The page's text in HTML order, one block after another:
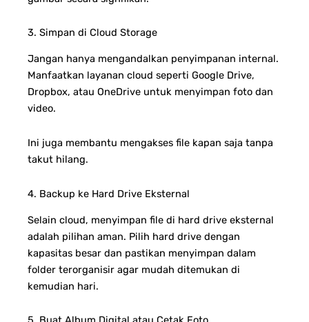
3. Simpan di Cloud Storage
Jangan hanya mengandalkan penyimpanan internal.
Manfaatkan layanan cloud seperti Google Drive,
Dropbox, atau OneDrive untuk menyimpan foto dan
video.
Ini juga membantu mengakses file kapan saja tanpa
takut hilang.
4. Backup ke Hard Drive Eksternal
Selain cloud, menyimpan file di hard drive eksternal
adalah pilihan aman. Pilih hard drive dengan
kapasitas besar dan pastikan menyimpan dalam
folder terorganisir agar mudah ditemukan di
kemudian hari.